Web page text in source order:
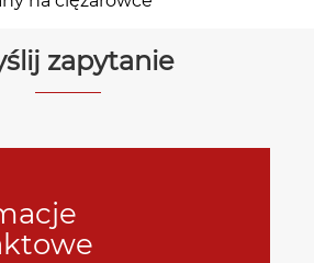
zapytanie